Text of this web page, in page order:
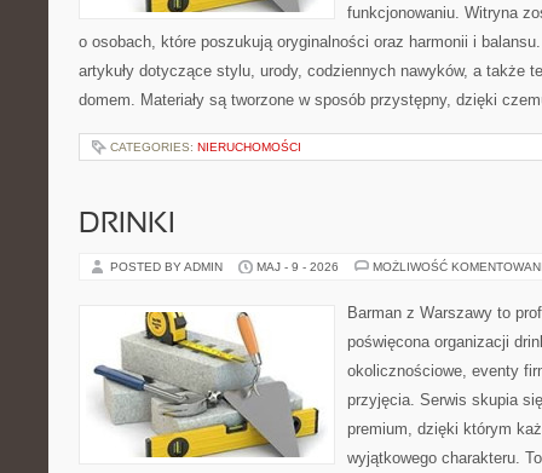
funkcjonowaniu. Witryna
o osobach, które poszukują oryginalności oraz harmonii i
artykuły dotyczące stylu, urody, codziennych nawyków, a także
domem. Materiały są tworzone w sposób przystępny, dzięki
CATEGORIES: NIERUCHOMOŚCI
DRINKI
POSTED BY ADMIN MAJ - 9 - 2026 MOŻLIWOŚĆ
Barman z Warszawy to
poświęcona organizacji
okolicznościowe, eventy
przyjęcia. Serwis skupia
premium, dzięki którym
wyjątkowego charakteru.